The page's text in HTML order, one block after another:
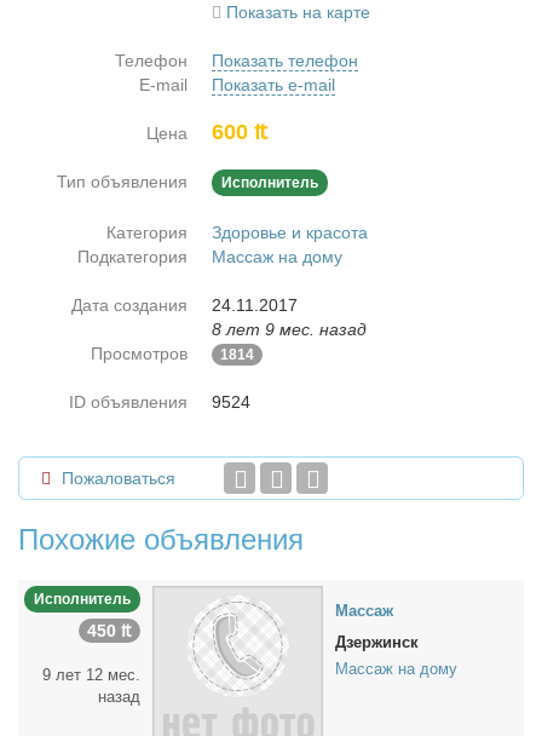
Показать на карте
Телефон
Показать телефон
E-mail
Показать e-mail
Цена 600 ₶
Тип объявления Исполнитель
Категория
Здоровье и красота
Подкатегория
Массаж на дому
Дата создания
24.11.2017
8 лет 9 мес. назад
Просмотров
1814
ID объявления 9524
Пожаловаться
Похожие объявления
Исполнитель
450 ₶
9 лет 12 мес.
назад
Мас­саж
Дзержинск
Массаж на дому